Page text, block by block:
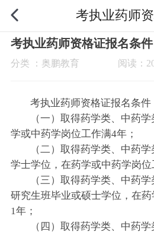
考执业药师资格证报名条件
分类 ：奥鹏教育 阅读：
考执业药师资格证报名条件
（一）取得药学类、中药
学或中药学岗位工作满4年；
（二）取得药学类、中药
学士学位，在药学或中药学岗位
（三）取得药学类、中药
研究生班毕业或硕士学位，在
1年；
（四）取得药学类、中药